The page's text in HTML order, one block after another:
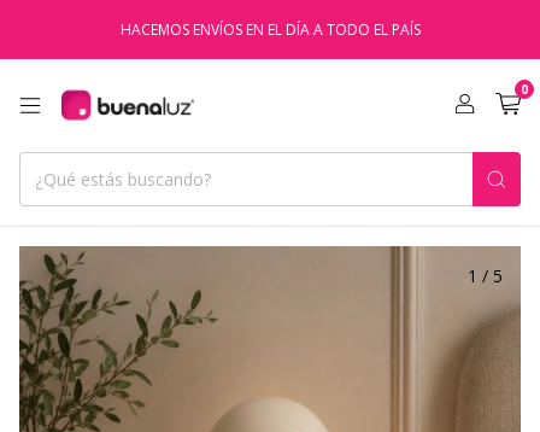
HACEMOS ENVÍOS EN EL DÍA A TODO EL PAÍS
0
1 / 5